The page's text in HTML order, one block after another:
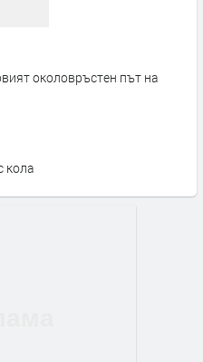
околовръстен път на
кола